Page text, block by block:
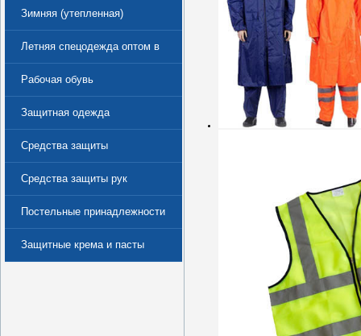
Зимняя (утепленная)
спецодежда
Летняя спецодежда оптом в
Екатеринбурге
Рабочая обувь
Защитная одежда
Средства защиты
Средства защиты рук
Постельные принадлежности
Защитные крема и пасты